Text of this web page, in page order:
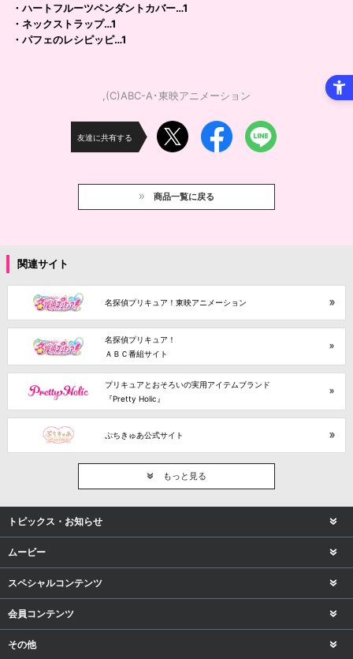
・ハートフルーツペンダントカバー…1
・ネックストラップ…1
・パフェのレシピッピ…1
,(C)ABC-A･東映アニメーション
友達に共有する
商品一覧に戻る
関連サイト
名探偵プリキュア！東映アニメーション
名探偵プリキュア！
ＡＢＣ番組サイト
プリキュアとおそろいの実用アイテムブランド
『Pretty Holic』
ぷちきゅあ公式サイト
もっと見る
トピックス・お知らせ
ムービー
スペシャルコンテンツ
会員コンテンツ
その他